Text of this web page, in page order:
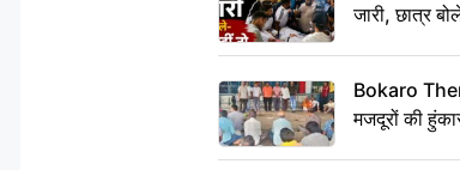
जारी, छात्र
Bokaro
मजदूरों की